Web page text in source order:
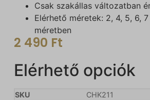
Csak szakállas változatban
Elérhető méretek: 2, 4, 5, 6,
méretben
2 490 Ft
Elérhető opciók
CHK211